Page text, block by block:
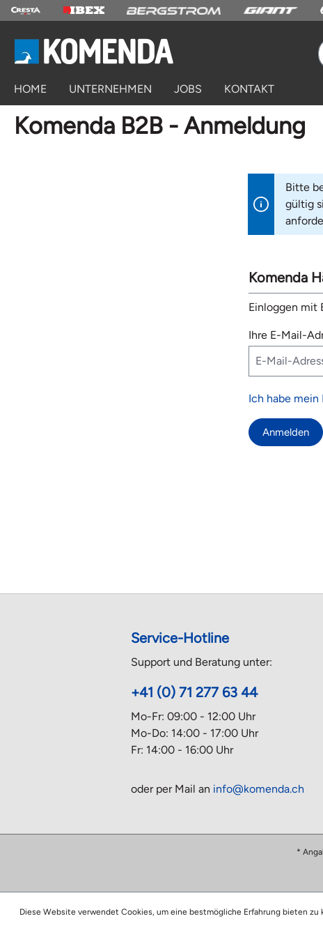
Zur Hauptnavigation springen
HOME UNTERNEHMEN JOBS KONTAKT
Komenda B2B - Anmeldung
Bitte
gültig
Komenda
Einloggen mit
Ihre E-Mail-
Ich habe mein
Anmelden
Service-Hotline
Support und Beratung unter:
+41 (0) 71 277 63 44
Mo-Fr: 09:00 - 12:00 Uhr
Mo-Do: 14:00 - 17:00 Uhr
Fr: 14:00 - 16:00 Uhr
oder per Mail an info@komenda.ch
*
Diese Website verwendet Cookies, um eine bestmögliche Erfahrung bieten zu